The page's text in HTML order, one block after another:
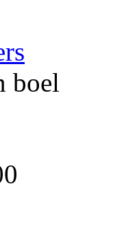
boel